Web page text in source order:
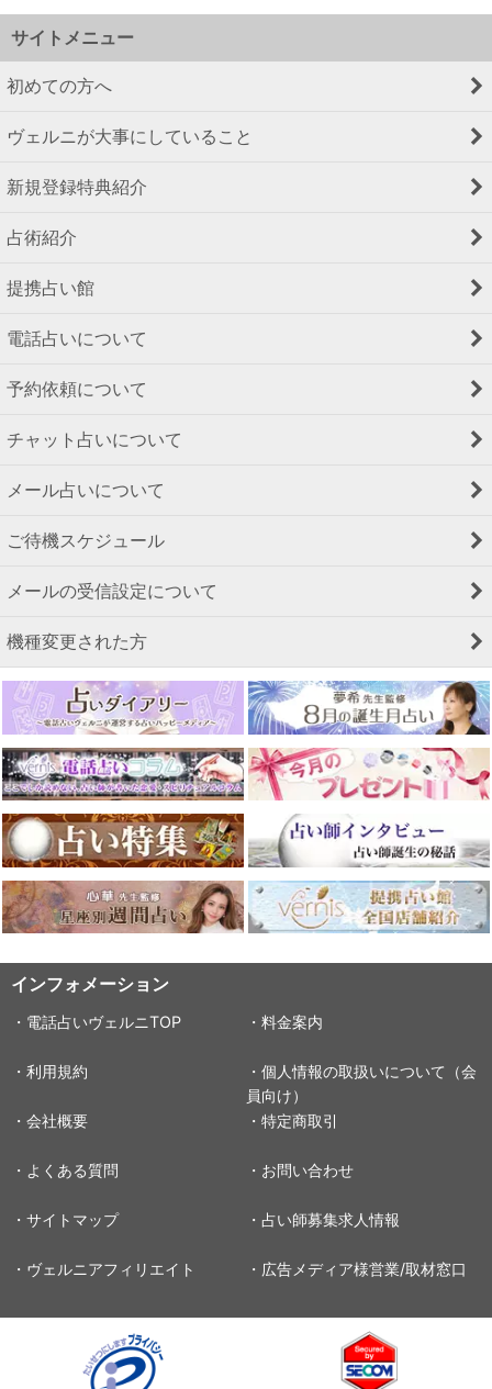
サイトメニュー
初めての方へ
ヴェルニが大事にしていること
新規登録特典紹介
占術紹介
提携占い館
電話占いについて
予約依頼について
チャット占いについて
メール占いについて
ご待機スケジュール
メールの受信設定について
機種変更された方
インフォメーション
・電話占いヴェルニTOP ・料金案内
・利用規約
・個人情報の取扱いについて（会
員向け）
・会社概要
・特定商取引
・よくある質問 ・お問い合わせ
・サイトマップ ・占い師募集求人情報
・ヴェルニアフィリエイト ・広告メディア様営業/取材窓口